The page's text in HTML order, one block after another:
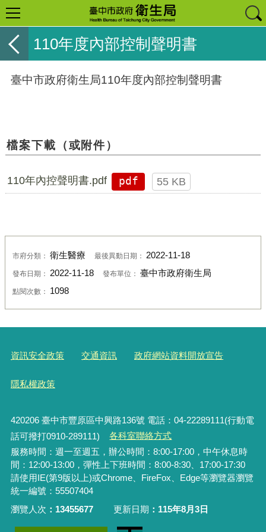
110年度內部控制聲明書
臺中市政府衛生局110年度內部控制聲明書
檔案下載（或附件）
110年內控聲明書.pdf pdf 55 KB
市府分類： 衛生醫療 最後異動日期： 2022-11-18
發布日期： 2022-11-18 發布單位： 臺中市政府衛生局
點閱次數： 1098
資訊安全政策 交通資訊 政府網站資料開放宣告
隱私權政策
420206臺中市豐原區中興路136號 電話：04-22289111(行動電
話可撥打0910-289111)
各科室聯絡方式
服務時間：週一至週五，辦公時間：8:00-17:00，中午休息時
間：12:00-13:00，彈性上下班時間：8:00-8:30、17:00-17:30
請使用IE(第9版以上)或Chrome、FireFox、Edge等瀏覽器瀏覽
統一編號：55507404
瀏覽人次
13455677 更新日期 115年8月3日